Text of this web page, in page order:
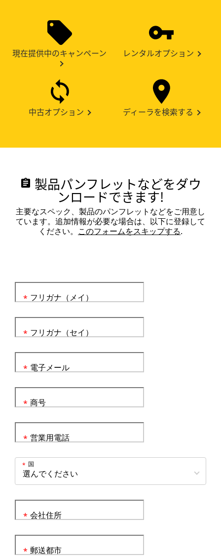
現在提供中のキャンペーン レンタルオプション
中古オプション ディーラを検索する
assignment 製品パンフレットなどをダウ
ンロードできます!
主要なスペック、製品のパンフレットなどをご用意し
ています。追加情報が必要な場合は、以下に登録して
ください。 このフォームをスキップする.
フリガナ（メイ）
*
フリガナ（セイ）
*
電子メール
*
商号
*
営業用電話
*
国
*
会社住所
*
郵送都市
*